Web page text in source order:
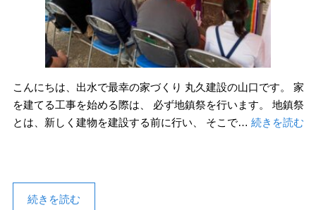
こんにちは、出水で最幸の家づくり 丸久建設の山口です。 家
を建てる工事を始める際は、 必ず地鎮祭を行います。 地鎮祭
とは、新しく建物を建設する前に行い、 そこで… 続きを読む
続きを読む